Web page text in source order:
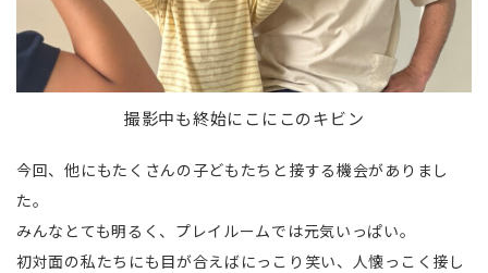
撮影中も終始にこにこのキビン
今回、他にもたくさんの子どもたちと接する機会がありまし
た。
みんなとても明るく、プレイルームでは元気いっぱい。
初対面の私たちにも目が合えばにっこり笑い、人懐っこく接し